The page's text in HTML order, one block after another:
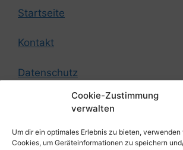
Cookie-Zustimmung
verwalten
Um dir ein optimales Erlebnis zu bieten,
Cookies, um Geräteinformationen zu speichern
Startseite
Kontakt
Datenschutz
© by German Federation of